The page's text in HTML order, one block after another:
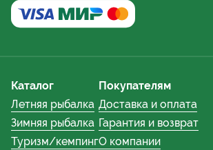
Каталог
Летняя рыбалка
Зимняя рыбалка
Туризм/кемпинг
Покупателям
Доставка и оплата
Гарантия и возврат
О компании